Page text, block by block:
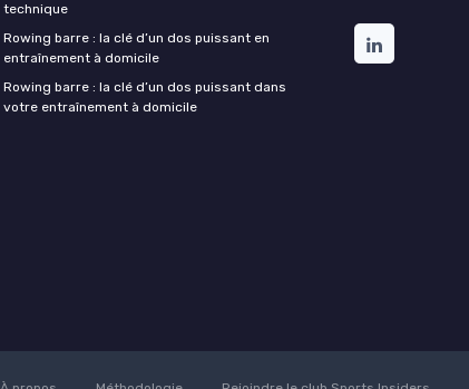
technique
Rowing barre : la clé d’un dos puissant en
entraînement à domicile
Rowing barre : la clé d’un dos puissant dans
votre entraînement à domicile